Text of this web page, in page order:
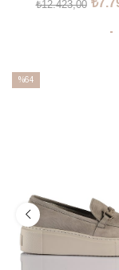
₺12.423,00
%64